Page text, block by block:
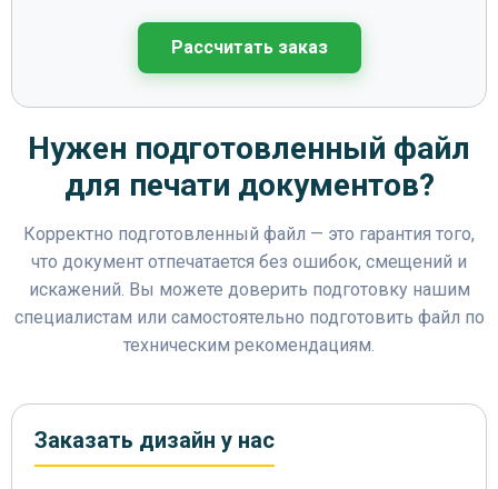
Рассчитать заказ
Нужен подготовленный файл
для печати документов?
Корректно подготовленный файл — это гарантия того,
что документ отпечатается без ошибок, смещений и
искажений. Вы можете доверить подготовку нашим
специалистам или самостоятельно подготовить файл по
техническим рекомендациям.
Заказать дизайн у нас